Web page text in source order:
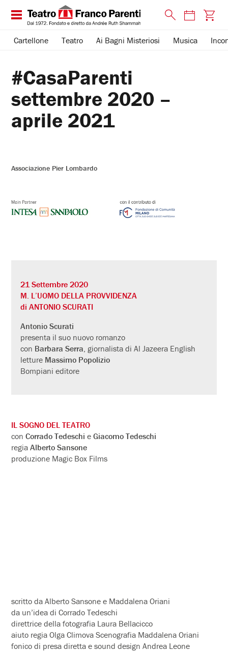
Cartellone Teatro Ai Bagni Misteriosi Musica
#CasaParenti
settembre 2020 –
aprile 2021
Associazione Pier Lombardo
21 Settembre 2020
M. L’UOMO DELLA PROVVIDENZA
di ANTONIO SCURATI
Antonio Scurati
presenta il suo nuovo romanzo
con Barbara Serra , giornalista di Al Jazeera English
letture Massimo Popolizio
Bompiani editore
IL SOGNO DEL TEATRO
conCorrado Tedeschi eGiacomo Tedeschi
regiaAlberto Sansone
produzione Magic Box Films
scritto da Alberto Sansone e Maddalena Oriani
da un’idea di Corrado Tedeschi
direttrice della fotografia Laura Bellacicco
aiuto regia Olga Climova Scenografia Maddalena Oriani
fonico di presa diretta e sound design Andrea Leone